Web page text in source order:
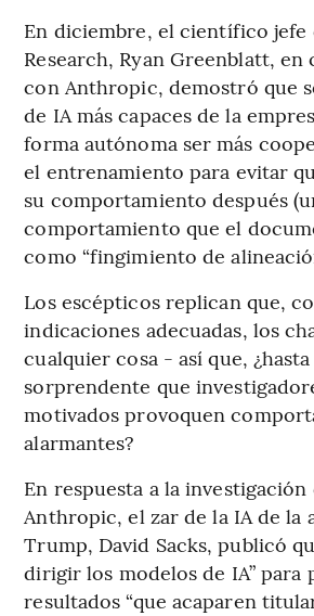
En diciembre, el científico jefe
Research, Ryan Greenblatt,
con Anthropic, demostró que
de IA más capaces de la
forma autónoma ser más
el entrenamiento para evitar
su comportamiento después
comportamiento que el
como “fingimiento de
Los escépticos replican que,
indicaciones adecuadas, los
cualquier cosa - así que,
sorprendente que
motivados provoquen
alarmantes?
En respuesta a la
Anthropic, el zar de la IA de la
Trump, David Sacks, publicó
dirigir los modelos de IA” para
resultados “que acaparen